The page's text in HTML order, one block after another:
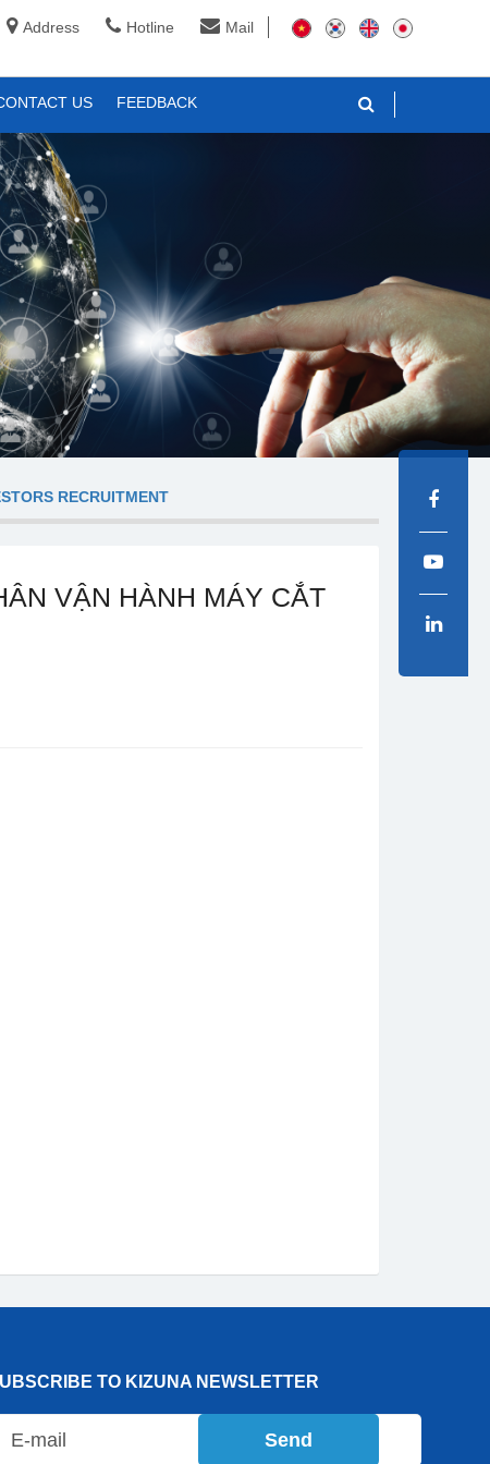
Address Hotline Mail
US FEEDBACK
RECRUITMENT
VẬN HÀNH MÁY CẮT
TO KIZUNA NEWSLETTER
Send